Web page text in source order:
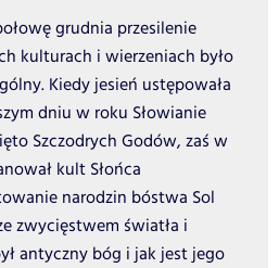
grudnia przesilenie
kulturach i wierzeniach było
Kiedy jesień ustępowała
dniu w roku Słowianie
Szczodrych Godów, zaś w
kult Słońca
narodzin bóstwa Sol
zwycięstwem światła i
antyczny bóg i jak jest jego